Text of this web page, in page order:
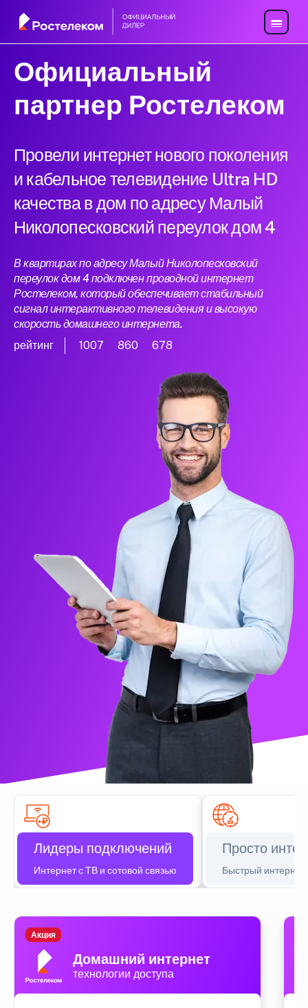
Официальный
партнер Ростелеком
Провели интернет нового поколения
и кабельное телевидение Ultra HD
качества в дом по адресу Малый
Николопесковский переулок дом 4
В квартирах по адресу Малый Николопесковский
переулок дом 4 подключен проводной интернет
Ростелеком, который обеспечивает стабильный
сигнал интерактивного телевидения и высокую
скорость домашнего интернета.
рейтинг
1007 860 678
Лидеры подключений
Интернет с ТВ и сотовой связью
Просто
Быстрый интернет
Домашний интернет
технологии доступа
Акция